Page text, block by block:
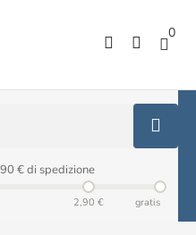
0
€ di spedizione
2,90 € gratis